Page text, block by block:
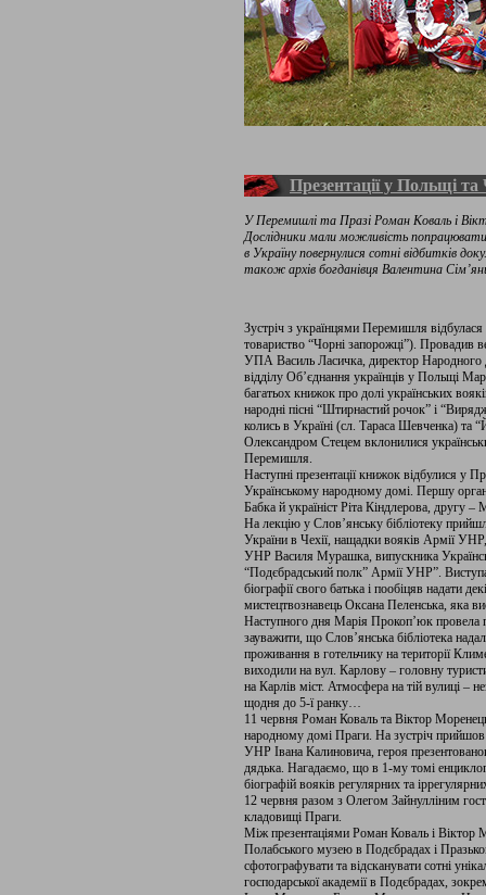
Презентації у Польщі та
У Перемишлі та Празі Роман Коваль і
Дослідники мали можливість попрацювати
в Україну повернулися сотні відбитків
також архів богданівця Валентина
Зустріч з українцями Перемишля
товариство “Чорні запорожці”). Провадив
УПА Василь Ласичка, директор
відділу Об’єднання українців у Польщі
багатьох книжок про долі українських
народні пісні “Штирнастий рочок” і
колись в Україні (сл. Тараса Шевченка) та
Олександром Стецем вклонилися
Перемишля.
Наступні презентації книжок відбулися у
Українському народному домі. Першу
Бабка й україніст Ріта Кіндлерова, другу
На лекцію у Слов’янську бібліотеку
України в Чехії, нащадки вояків Армії
УНР Василя Мурашка, випускника
“Подєбрадський полк” Армії УНР”.
біографії свого батька і пообіцяв надати
мистецтвознавець Оксана Пеленська, яка
Наступного дня Марія Прокоп’юк провела
зауважити, що Слов’янська бібліотека
проживання в готельчику на території
виходили на вул. Карлову – головну
на Карлів міст. Атмосфера на тій вулиці –
щодня до 5-ї ранку…
11 червня Роман Коваль та Віктор
народному домі Праги. На зустріч
УНР Івана Калиновича, героя
дядька. Нагадаємо, що в 1-му томі
біографій вояків регулярних та
12 червня разом з Олегом Зайнулліним
кладовищі Праги.
Між презентаціями Роман Коваль і Віктор
Полабського музею в Подєбрадах і
сфотографувати та відсканувати сотні
господарської академії в Подєбрадах,